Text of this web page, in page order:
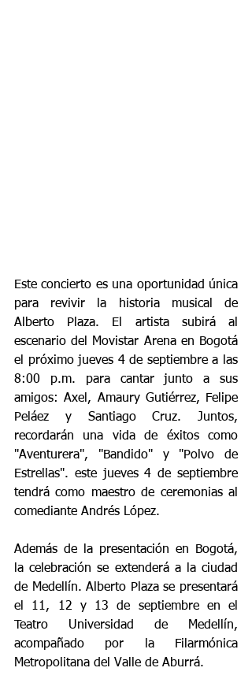
Este concierto es una oportunidad única
para revivir la historia musical de
Alberto Plaza. El artista subirá al
escenario del Movistar Arena en Bogotá
el próximo jueves 4 de septiembre a las
8:00 p.m. para cantar junto a sus
amigos: Axel, Amaury Gutiérrez, Felipe
Peláez y Santiago Cruz. Juntos,
recordarán una vida de éxitos como
"Aventurera", "Bandido" y "Polvo de
Estrellas". este jueves 4 de septiembre
tendrá como maestro de ceremonias al
comediante Andrés López.
Además de la presentación en Bogotá,
la celebración se extenderá a la ciudad
de Medellín. Alberto Plaza se presentará
el 11, 12 y 13 de septiembre en el
Teatro Universidad de Medellín,
acompañado por la Filarmónica
Metropolitana del Valle de Aburrá.